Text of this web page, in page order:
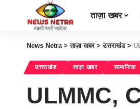
ताज़ा खबर
News Netra>ताज़ा खबर>उत्तराखंड>
उत्तराखंड ताज़ा खबर सामाजिक
ULMMC,